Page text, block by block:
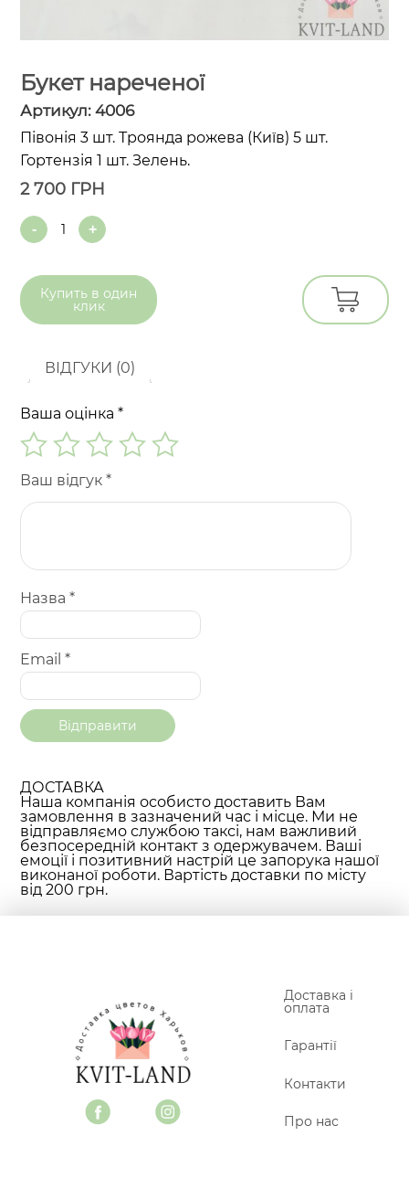
Букет нареченої
Артикул:4006
Півонія 3 шт. Троянда рожева (Київ) 5 шт.
Гортензія 1 шт. Зелень.
2 700 ГРН
Quantity
Купить в один
клик
ВІДГУКИ (0)
Ваша оцінка*
Ваш відгук*
Назва*
Email*
ДОСТАВКА
Наша компанія особисто доставить Вам
замовлення в зазначений час і місце. Ми не
відправляємо службою таксі, нам важливий
безпосередній контакт з одержувачем. Ваші
емоції і позитивний настрій це запорука нашої
виконаної роботи. Вартість доставки по місту
від 200 грн.
Доставка і
оплата
Гарантії
Контакти
Про нас